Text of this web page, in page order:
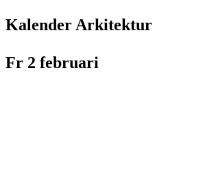
Kalender Arkitektur
Fr 2 februari